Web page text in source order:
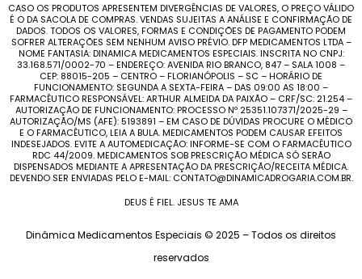
CASO OS PRODUTOS APRESENTEM DIVERGÊNCIAS DE VALORES, O PREÇO VÁLIDO
É O DA SACOLA DE COMPRAS. VENDAS SUJEITAS A ANÁLISE E CONFIRMAÇÃO DE
DADOS. TODOS OS VALORES, FORMAS E CONDIÇÕES DE PAGAMENTO PODEM
SOFRER ALTERAÇÕES SEM NENHUM AVISO PRÉVIO. DFP MEDICAMENTOS LTDA –
NOME FANTASIA: DINAMICA MEDICAMENTOS ESPECIAIS. INSCRITA NO CNPJ:
33.168.571/0002-70 – ENDEREÇO: AVENIDA RIO BRANCO, 847 – SALA 1008 –
CEP: 88015-205 – CENTRO – FLORIANÓPOLIS – SC – HORÁRIO DE
FUNCIONAMENTO: SEGUNDA A SEXTA-FEIRA – DAS 09:00 AS 18:00 –
FARMACÊUTICO RESPONSÁVEL: ARTHUR ALMEIDA DA PAIXÃO – CRF/SC: 21.254 –
AUTORIZAÇÃO DE FUNCIONAMENTO: PROCESSO Nº 25351.107371/2025-29 –
AUTORIZAÇÃO/MS (AFE): 5193891 – EM CASO DE DÚVIDAS PROCURE O MÉDICO
E O FARMACÊUTICO, LEIA A BULA. MEDICAMENTOS PODEM CAUSAR EFEITOS
INDESEJADOS. EVITE A AUTOMEDICAÇÃO: INFORME-SE COM O FARMACÊUTICO
RDC 44/2009. MEDICAMENTOS SOB PRESCRIÇÃO MÉDICA SÓ SERÃO
DISPENSADOS MEDIANTE A APRESENTAÇÃO DA PRESCRIÇÃO/RECEITA MÉDICA.
DEVENDO SER ENVIADAS PELO E-MAIL: CONTATO@DINAMICADROGARIA.COM.BR.
DEUS É FIEL. JESUS TE AMA
Dinâmica Medicamentos Especiais © 2025 – Todos os direitos
reservados